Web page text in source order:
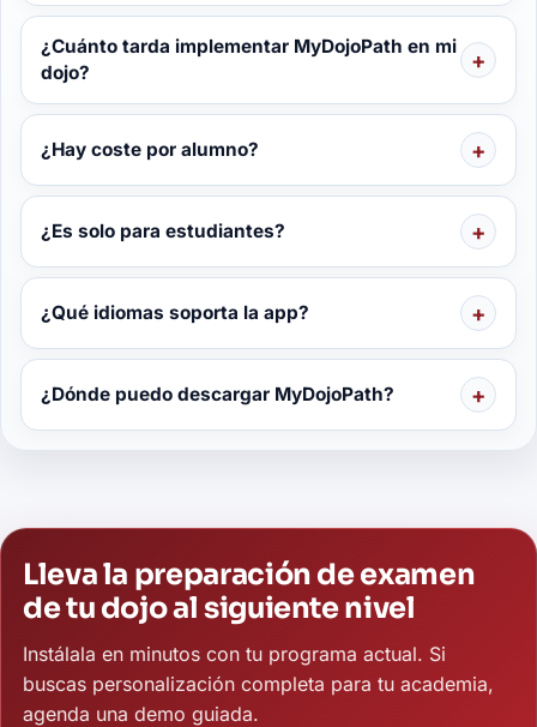
¿Cuánto tarda implementar MyDojoPath en mi
dojo?
¿Hay coste por alumno?
¿Es solo para estudiantes?
¿Qué idiomas soporta la app?
¿Dónde puedo descargar MyDojoPath?
Lleva la preparación de examen
de tu dojo al siguiente nivel
Instálala en minutos con tu programa actual. Si
buscas personalización completa para tu academia,
agenda una demo guiada.